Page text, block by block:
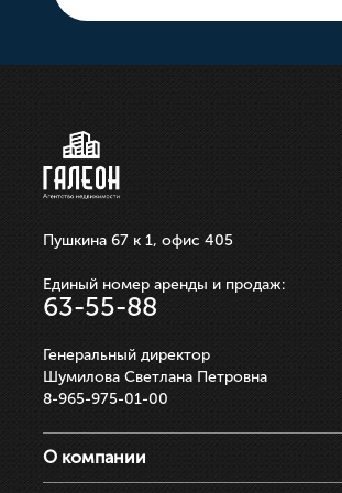
ЗАПИСАТЬСЯ НА ПРОСМОТР
750 000р.
10 000 000р.
ЗАПИСАТЬСЯ НА ПРОСМОТР
21 100 000р.
Пушкина 67 к 1, офис 405
Единый номер аренды и продаж:
63-55-88
Генеральный директор
Шумилова Светлана Петровна
8-965-975-01-00
О компании